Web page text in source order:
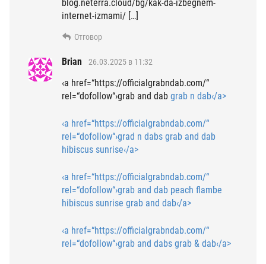
blog.neterra.cloud/bg/kak-da-izbegnem-
internet-izmami/ […]
Отговор
Brian 26.03.2025 в 11:32
‹a href=“https://officialgrabndab.com/“
rel=“dofollow“›grab and dab grab n dab‹/a>
‹a href=“https://officialgrabndab.com/“
rel=“dofollow“›grad n dabs grab and dab
hibiscus sunrise‹/a>
‹a href=“https://officialgrabndab.com/“
rel=“dofollow“›grab and dab peach flambe
hibiscus sunrise grab and dab‹/a>
‹a href=“https://officialgrabndab.com/“
rel=“dofollow“›grab and dabs grab & dab‹/a>